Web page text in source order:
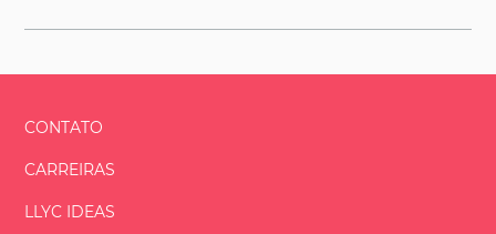
CONTATO
CARREIRAS
LLYC IDEAS